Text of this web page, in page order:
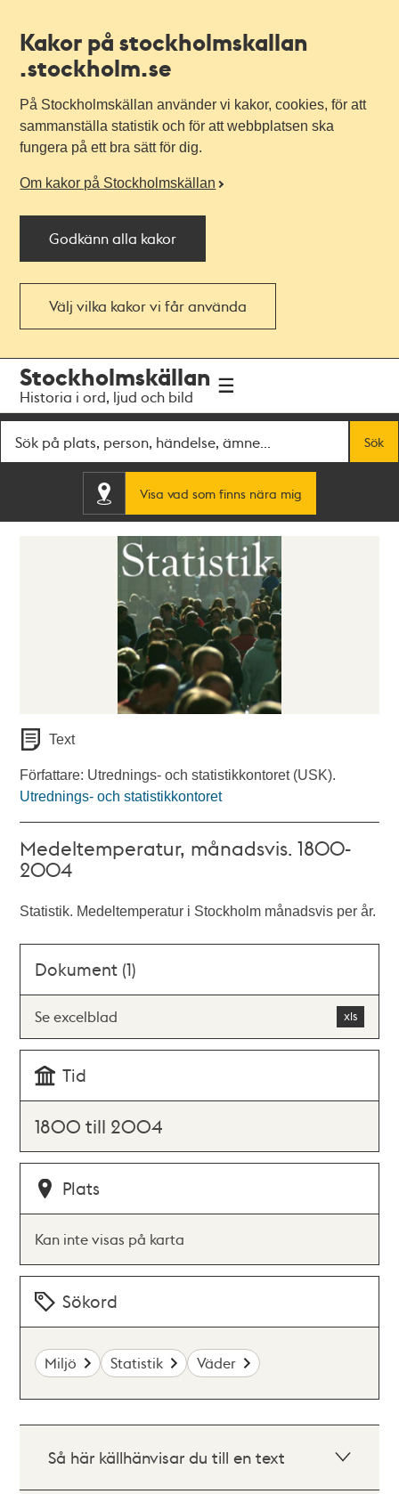
Kakor på stockholmskallan
.stockholm.se
På Stockholmskällan använder vi kakor, cookies, för att
sammanställa statistik och för att webbplatsen ska
fungera på ett bra sätt för dig.
Om kakor på Stockholmskällan
Godkänn alla kakor
Välj vilka kakor vi får använda
navigationen
huvudinnehållet
Stockholmskällan
Historia i ord, ljud och bild
Sök
Visa vad som finns nära mig
Text
Författare: Utrednings- och statistikkontoret (USK).
Utrednings- och statistikkontoret
Medeltemperatur, månadsvis. 1800-
2004
Statistik. Medeltemperatur i Stockholm månadsvis per år.
Dokument (1)
Se excelblad
Tid
1800 till 2004
Plats
Kan inte visas på karta
Sökord
Miljö Statistik Väder
Så här källhänvisar du till en text